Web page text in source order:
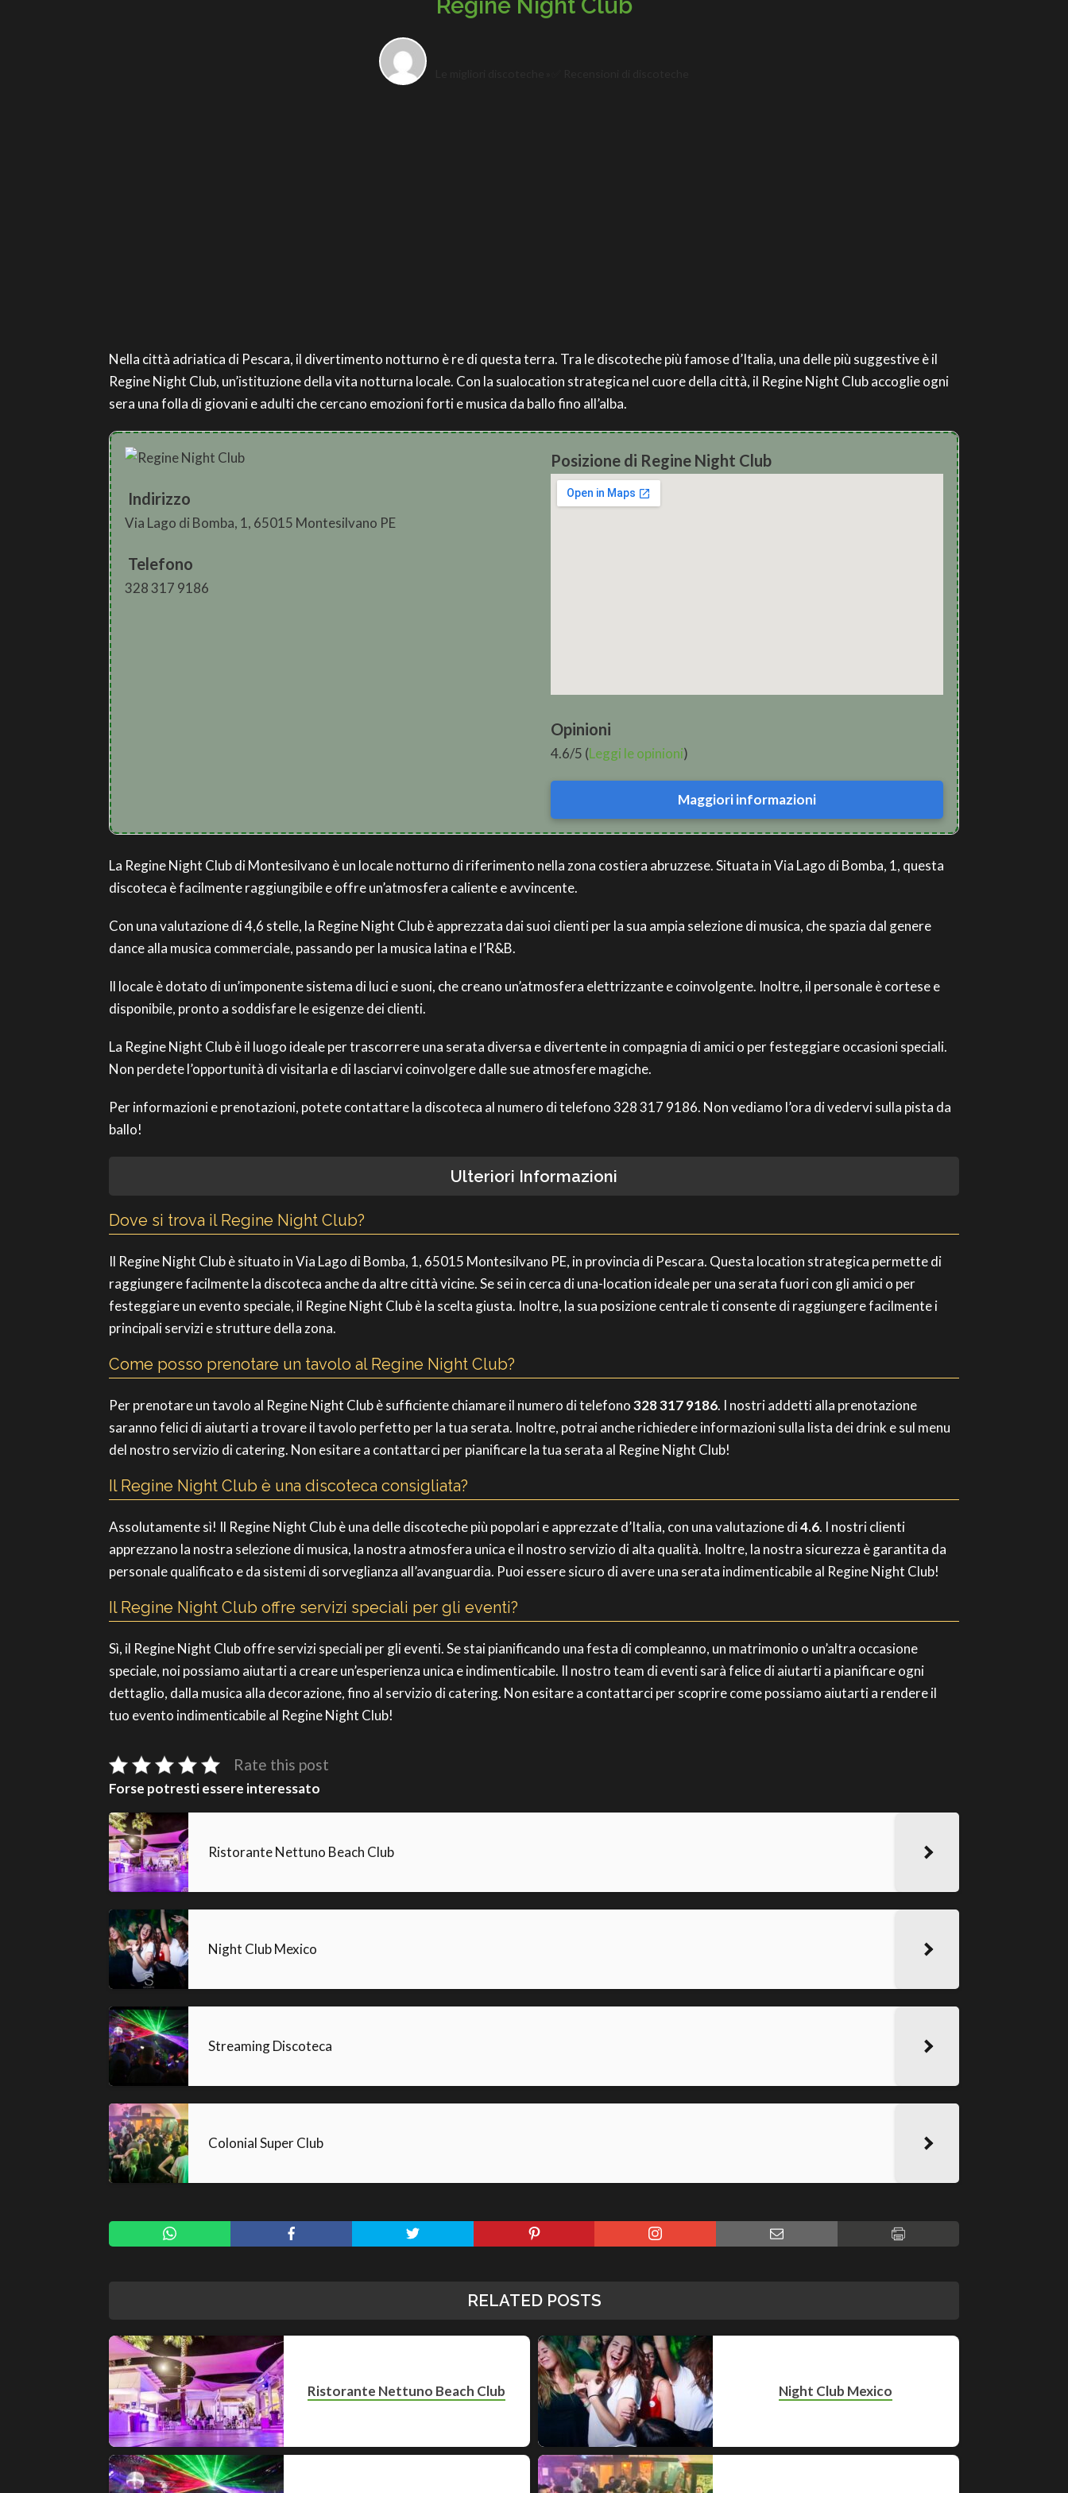
Regine Night Club
Nella città adriatica di Pescara, il divertimento notturno è re di questa terra. Tra le discoteche più famose d’Italia, una delle più suggestive è il
Regine Night Club, un’istituzione della vita notturna locale. Con la sualocation strategica nel cuore della città, il Regine Night Club accoglie ogni
sera una folla di giovani e adulti che cercano emozioni forti e musica da ballo fino all’alba.
Indirizzo
Via Lago di Bomba, 1, 65015 Montesilvano PE
Telefono
328 317 9186
Posizione di Regine Night Club
Opinioni
4.6/5 (Leggi le opinioni)
Maggiori informazioni
La Regine Night Club di Montesilvano è un locale notturno di riferimento nella zona costiera abruzzese. Situata in Via Lago di Bomba, 1, questa
discoteca è facilmente raggiungibile e offre un’atmosfera caliente e avvincente.
Con una valutazione di 4,6 stelle, la Regine Night Club è apprezzata dai suoi clienti per la sua ampia selezione di musica, che spazia dal genere
dance alla musica commerciale, passando per la musica latina e l’R&B.
Il locale è dotato di un’imponente sistema di luci e suoni, che creano un’atmosfera elettrizzante e coinvolgente. Inoltre, il personale è cortese e
disponibile, pronto a soddisfare le esigenze dei clienti.
La Regine Night Club è il luogo ideale per trascorrere una serata diversa e divertente in compagnia di amici o per festeggiare occasioni speciali.
Non perdete l’opportunità di visitarla e di lasciarvi coinvolgere dalle sue atmosfere magiche.
Per informazioni e prenotazioni, potete contattare la discoteca al numero di telefono 328 317 9186. Non vediamo l’ora di vedervi sulla pista da
ballo!
Ulteriori Informazioni
Dove si trova il Regine Night Club?
Il Regine Night Club è situato in Via Lago di Bomba, 1, 65015 Montesilvano PE, in provincia di Pescara. Questa location strategica permette di
raggiungere facilmente la discoteca anche da altre città vicine. Se sei in cerca di una-location ideale per una serata fuori con gli amici o per
festeggiare un evento speciale, il Regine Night Club è la scelta giusta. Inoltre, la sua posizione centrale ti consente di raggiungere facilmente i
principali servizi e strutture della zona.
Come posso prenotare un tavolo al Regine Night Club?
Per prenotare un tavolo al Regine Night Club è sufficiente chiamare il numero di telefono328 317 9186. I nostri addetti alla prenotazione
saranno felici di aiutarti a trovare il tavolo perfetto per la tua serata. Inoltre, potrai anche richiedere informazioni sulla lista dei drink e sul menu
del nostro servizio di catering. Non esitare a contattarci per pianificare la tua serata al Regine Night Club!
Il Regine Night Club è una discoteca consigliata?
Assolutamente sì! Il Regine Night Club è una delle discoteche più popolari e apprezzate d’Italia, con una valutazione di4.6. I nostri clienti
apprezzano la nostra selezione di musica, la nostra atmosfera unica e il nostro servizio di alta qualità. Inoltre, la nostra sicurezza è garantita da
personale qualificato e da sistemi di sorveglianza all’avanguardia. Puoi essere sicuro di avere una serata indimenticabile al Regine Night Club!
Il Regine Night Club offre servizi speciali per gli eventi?
Sì, il Regine Night Club offre servizi speciali per gli eventi. Se stai pianificando una festa di compleanno, un matrimonio o un’altra occasione
speciale, noi possiamo aiutarti a creare un’esperienza unica e indimenticabile. Il nostro team di eventi sarà felice di aiutarti a pianificare ogni
dettaglio, dalla musica alla decorazione, fino al servizio di catering. Non esitare a contattarci per scoprire come possiamo aiutarti a rendere il
tuo evento indimenticabile al Regine Night Club!
Rate this post
Forse potresti essere interessato
Ristorante Nettuno Beach Club
Night Club Mexico
Streaming Discoteca
Colonial Super Club
RELATED POSTS
Ristorante Nettuno Beach Club Night Club Mexico